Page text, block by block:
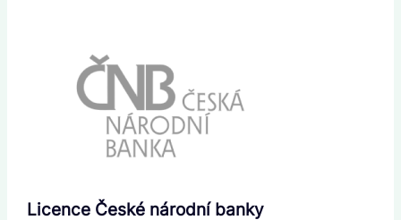
Licence České národní banky